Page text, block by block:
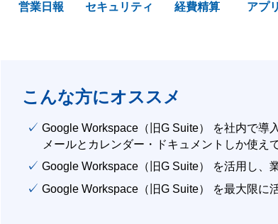
営業日報 セキュリティ 経費精算 アプ
こんな方にオススメ
✓ Google Workspace（旧G Suite） を社内で導
メールとカレンダー・ドキュメントしか使え
✓ Google Workspace（旧G Suite） を活用し、
✓ Google Workspace（旧G Suite） を最大限に